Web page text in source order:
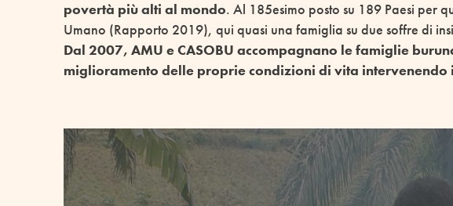
povertà più alti al mondo. Al 185esimo posto su 189 Paesi per
Umano (Rapporto 2019), qui quasi una famiglia su due soffre di
Dal 2007, AMU e CASOBU accompagnano le famiglie
miglioramento delle proprie condizioni di vita intervenendo